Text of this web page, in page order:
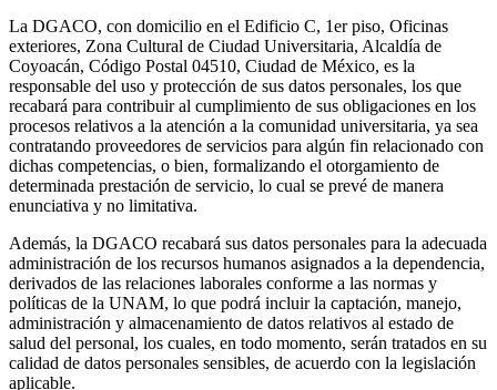
La DGACO, con domicilio en el Edificio C, 1er piso, Oficinas
exteriores, Zona Cultural de Ciudad Universitaria, Alcaldía de
Coyoacán, Código Postal 04510, Ciudad de México, es la
responsable del uso y protección de sus datos personales, los que
recabará para contribuir al cumplimiento de sus obligaciones en los
procesos relativos a la atención a la comunidad universitaria, ya sea
contratando proveedores de servicios para algún fin relacionado con
dichas competencias, o bien, formalizando el otorgamiento de
determinada prestación de servicio, lo cual se prevé de manera
enunciativa y no limitativa.
Además, la DGACO recabará sus datos personales para la adecuada
administración de los recursos humanos asignados a la dependencia,
derivados de las relaciones laborales conforme a las normas y
políticas de la UNAM, lo que podrá incluir la captación, manejo,
administración y almacenamiento de datos relativos al estado de
salud del personal, los cuales, en todo momento, serán tratados en su
calidad de datos personales sensibles, de acuerdo con la legislación
aplicable.